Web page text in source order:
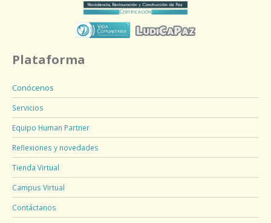
Plataforma
Conócenos
Servicios
Equipo Human Partner
Reflexiones y novedades
Tienda Virtual
Campus Virtual
Contáctanos